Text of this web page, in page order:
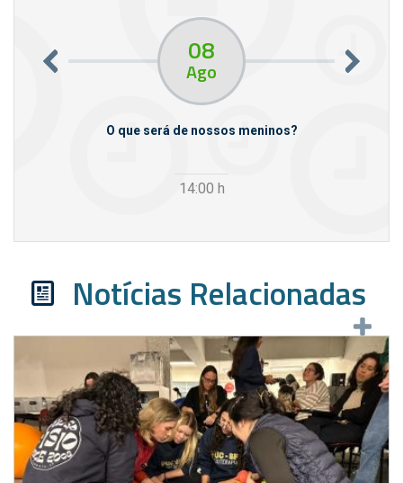
08
Ago
O que será de nossos meninos?
14:00 h
Notícias Relacionadas